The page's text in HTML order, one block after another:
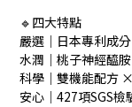
🔹四大特點
嚴選｜日本專利成
水潤｜桃子神經醯
科學｜雙機能配方
安心｜427項SGS